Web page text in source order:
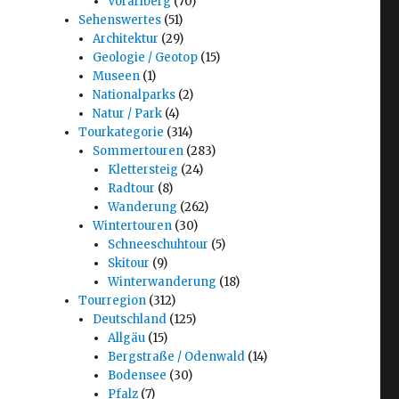
Sehenswertes (51)
Architektur (29)
Geologie / Geotop (15)
Museen (1)
Nationalparks (2)
Natur / Park (4)
Tourkategorie (314)
Sommertouren (283)
Klettersteig (24)
Radtour (8)
Wanderung (262)
Wintertouren (30)
Schneeschuhtour (5)
Skitour (9)
Winterwanderung (18)
Tourregion (312)
Deutschland (125)
Allgäu(15)
Bergstraße / Odenwald(14)
Bodensee (30)
Pfalz(7)